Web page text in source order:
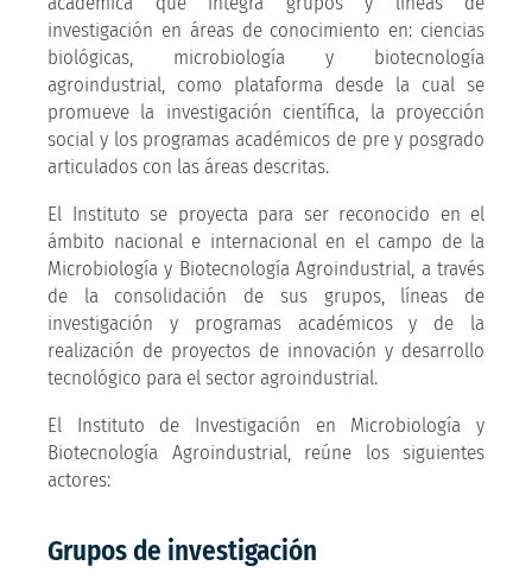
investigación en áreas de conocimiento en: ciencias
biológicas, microbiología y biotecnología
agroindustrial, como plataforma desde la cual se
promueve la investigación científica, la proyección
social y los programas académicos de pre y posgrado
articulados con las áreas descritas.
El Instituto se proyecta para ser reconocido en el
ámbito nacional e internacional en el campo de la
Microbiología y Biotecnología Agroindustrial, a través
de la consolidación de sus grupos, líneas de
investigación y programas académicos y de la
realización de proyectos de innovación y desarrollo
tecnológico para el sector agroindustrial.
El Instituto de Investigación en Microbiología y
Biotecnología Agroindustrial, reúne los siguientes
actores:
Grupos de investigación